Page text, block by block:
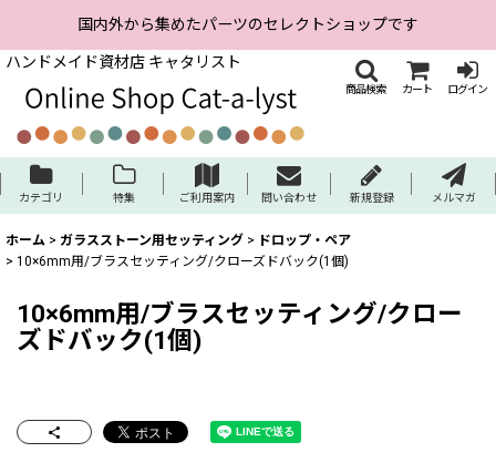
国内外から集めたパーツのセレクトショップです
ハンドメイド資材店 キャタリスト
商品検索 カート ログイン
カテゴリ 特集 ご利用案内 問い合わせ 新規登録 メルマガ
ホーム > ガラスストーン用セッティング >
ドロップ・ペア
> 10×6mm用/ブラスセッティング/クローズドバック(1個)
10×6mm用/ブラスセッティング/クロー
ズドバック(1個)